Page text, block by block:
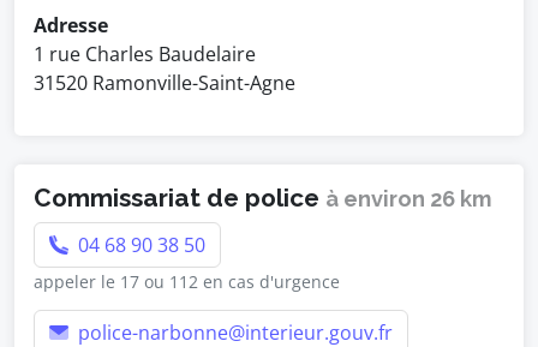
Adresse
1 rue Charles Baudelaire
31520 Ramonville-Saint-Agne
Commissariat de police à environ 26 km
04 68 90 38 50
appeler le 17 ou 112 en cas d'urgence
police-narbonne@interieur.gouv.fr